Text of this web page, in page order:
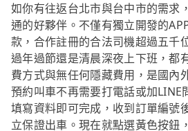
如你有往返台北市與台中市的需
通的好夥伴。不僅有獨立開發的
款，合作註冊的合法司機超過五千
過年過節還是清晨深夜上下班，都
費方式與無任何隱藏費用，是國內
預約叫車不再需要打電話或加LINE
填寫資料即可完成，收到訂單編號
立保證出車。現在就點選黃色按鈕